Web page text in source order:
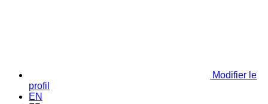
Modifier le
profil
EN